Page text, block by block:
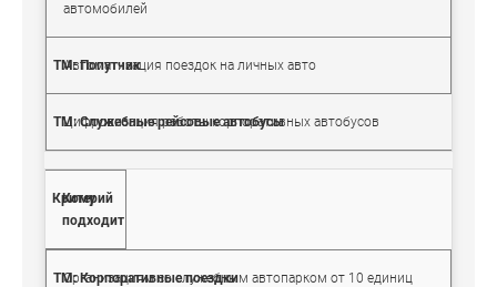
автомобилей
Автоматизация поездок на личных авто
Цифровизация работы корпоративных автобусов
Кому
подходит
Организациям со служебным автопарком от 10 единиц